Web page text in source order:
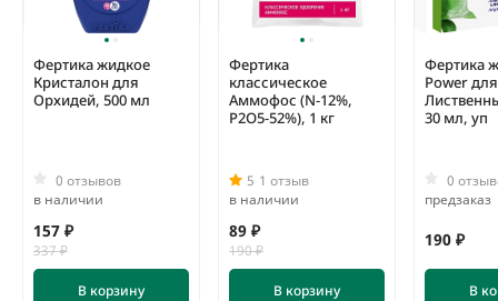
Подробное описание смотри тут "Fertika - растем вместе".
Фертика жидкое
Кристалон для
Орхидей, 500 мл
0 отзывов
в наличии
157 ₽
337 ₽
В корзину
Фертика
классическое
Аммофос (N-12%,
P2O5-52%), 1 кг
5 1 отзыв
в наличии
89 ₽
190 ₽
В корзину
Фертика
Power для
30 мл, уп
0
предзаказ
190 ₽
В